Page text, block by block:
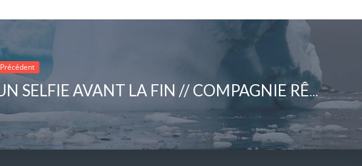
Précédent
UN SELFIE AVANT LA FIN // COMPAGNIE RÊVOLANTE – PAULINE PIDOUX (FRA)